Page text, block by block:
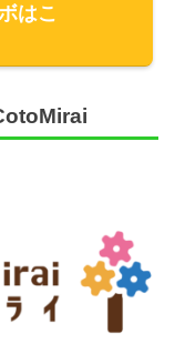
はこ